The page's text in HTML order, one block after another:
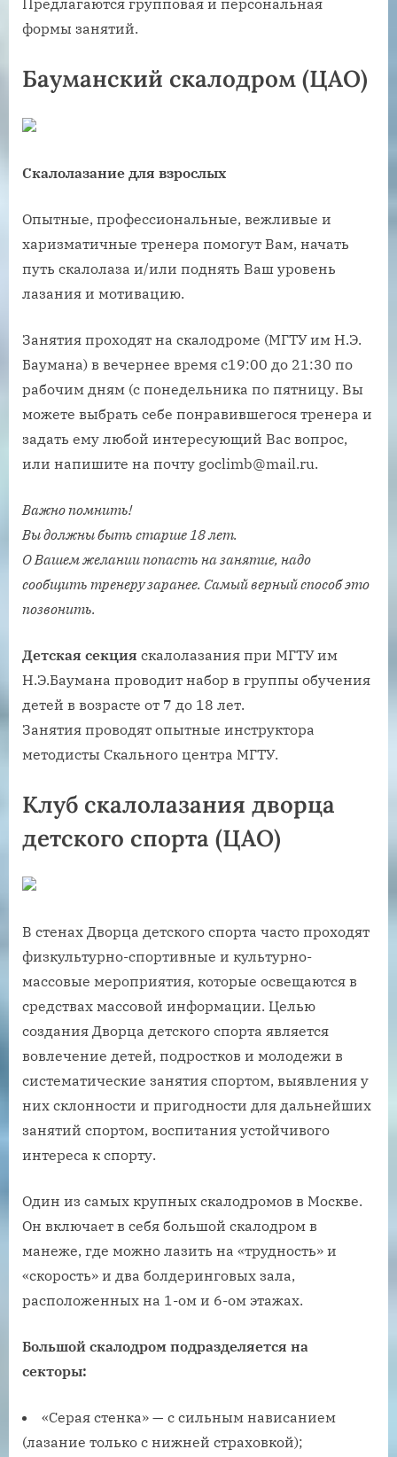
Предлагаются групповая и персональная
формы занятий.
Бауманский скалодром (ЦАО)
Скалолазание для взрослых
Опытные, профессиональные, вежливые и
харизматичные тренера помогут Вам, начать
путь скалолаза и/или поднять Ваш уровень
лазания и мотивацию.
Занятия проходят на скалодроме (МГТУ им Н.Э.
Баумана) в вечернее время с19:00 до 21:30 по
рабочим дням (с понедельника по пятницу. Вы
можете выбрать себе понравившегося тренера и
задать ему любой интересующий Вас вопрос,
или напишите на почту goclimb@mail.ru.
Важно помнить!
Вы должны быть старше 18 лет.
О Вашем желании попасть на занятие, надо
сообщить тренеру заранее. Самый верный способ это
позвонить.
Детская секция скалолазания при МГТУ им
Н.Э.Баумана проводит набор в группы обучения
детей в возрасте от 7 до 18 лет.
Занятия проводят опытные инструктора
методисты Скального центра МГТУ.
Клуб скалолазания дворца
детского спорта (ЦАО)
В стенах Дворца детского спорта часто проходят
физкультурно-спортивные и культурно-
массовые мероприятия, которые освещаются в
средствах массовой информации. Целью
создания Дворца детского спорта является
вовлечение детей, подростков и молодежи в
систематические занятия спортом, выявления у
них склонности и пригодности для дальнейших
занятий спортом, воспитания устойчивого
интереса к спорту.
Один из самых крупных скалодромов в Москве.
Он включает в себя большой скалодром в
манеже, где можно лазить на «трудность» и
«скорость» и два болдеринговых зала,
расположенных на 1-ом и 6-ом этажах.
Большой скалодром подразделяется на
секторы:
«Серая стенка» — с сильным нависанием
(лазание только с нижней страховкой);